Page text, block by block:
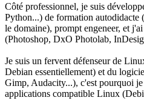
Côté professionnel, je suis
Python...) de formation autodidacte
le domaine), prompt engeneer, et
(Photoshop, DxO Photolab,
Je suis un fervent défenseur de
Debian essentiellement) et du
Gimp, Audacity...), c'est pourquoi
applications compatible Linux